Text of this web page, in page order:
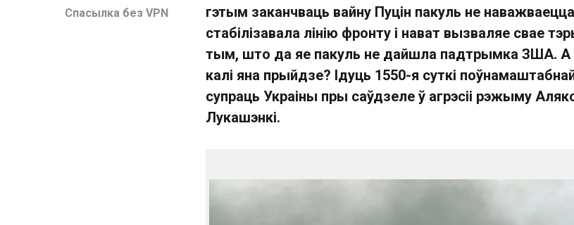
Спасылка без VPN
гэтым заканчваць вайну Пуцін пакуль не
стабілізавала лінію фронту і нават вызваляе свае
тым, што да яе пакуль не дайшла падтрымка ЗША. А
калі яна прыйдзе? Ідуць 1550-я суткі
супраць Украіны пры саўдзеле ў агрэсіі рэжыму
Лукашэнкі.